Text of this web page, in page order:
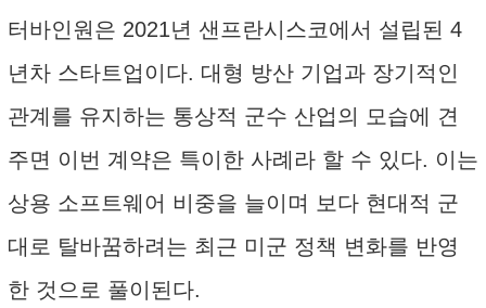
터바인원은 2021년 샌프란시스코에서 설립된 4
년차 스타트업이다. 대형 방산 기업과 장기적인
관계를 유지하는 통상적 군수 산업의 모습에 견
주면 이번 계약은 특이한 사례라 할 수 있다. 이는
상용 소프트웨어 비중을 늘이며 보다 현대적 군
대로 탈바꿈하려는 최근 미군 정책 변화를 반영
한 것으로 풀이된다.